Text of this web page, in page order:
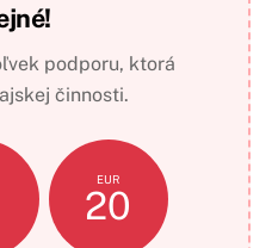
podporu, ktorá
činnosti.
EUR
20